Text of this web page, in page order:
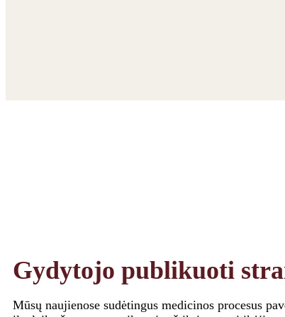
Gydytojo publikuoti
Mūsų naujienose sudėtingus medicinos procesus